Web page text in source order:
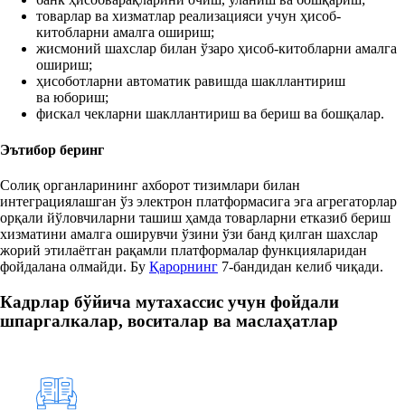
товарлар ва хизматлар реализацияси учун ҳисоб-
китобларни амалга ошириш;
жисмоний шахслар билан ўзаро ҳисоб-китобларни амалга
ошириш;
ҳисоботларни автоматик равишда шакллантириш
ва юбориш;
фискал чекларни шакллантириш ва бериш ва бошқалар.
Эътибор беринг
Солиқ органларининг ахборот тизимлари билан
интеграциялашган ўз электрон платформасига эга агрегаторлар
орқали йўловчиларни ташиш ҳамда товарларни етказиб бериш
хизматини амалга оширувчи ўзини ўзи банд қилган шахслар
жорий этилаётган рақамли платформалар функцияларидан
фойдалана олмайди. Бу Қарорнинг 7-бандидан келиб чиқади.
Кадрлар бўйича мутахассис учун фойдали
шпаргалкалар, воситалар ва маслаҳатлар